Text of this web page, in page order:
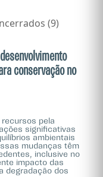
(9)
conservação no
pela
significativas
ambientais
mudanças têm
inclusive no
impacto das
degradação dos